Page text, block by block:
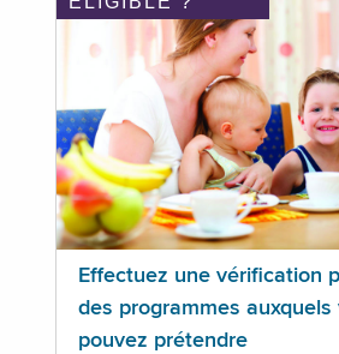
Effectuez une vérification
des programmes auxquels
pouvez prétendre